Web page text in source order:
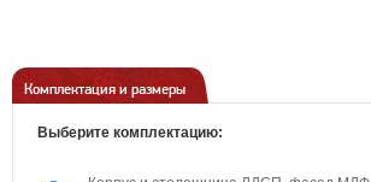
Комплектация и размеры
Выберите комплектацию: